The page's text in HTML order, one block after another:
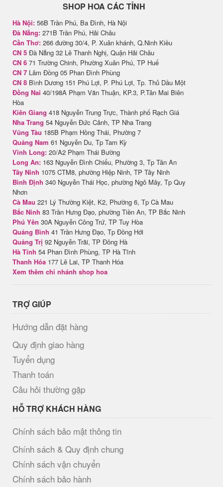
SHOP HOA CÁC TỈNH
Hà Nội: 56B Trần Phú, Ba Đình, Hà Nội
Đà Nẵng: 271B Trần Phú, Hải Châu
Cần Thơ: 266 đường 30/4, P. Xuân khánh, Q.Ninh Kiều
CN 5 Đà Nẵng 32 Lê Thanh Nghị, Quận Hải Châu
CN 6 71 Trường Chinh, Phường Xuân Phú, TP Huế
CN 7 Lâm Đồng 05 Phan Đình Phùng
CN 8 Bình Dương 151 Phú Lợi, P. Phú Lợi, Tp. Thủ Dầu Một
Đồng Nai 40/198A Phạm Văn Thuận, KP.3, P.Tân Mai Biên
Hòa
Kiên Giang 418 Nguyễn Trung Trực, Thành phố Rạch Giá
Nha Trang 54 Nguyễn Đức Cảnh, TP Nha Trang
Vũng Tàu 185B Phạm Hồng Thái, Phường 7
Quảng Nam 61 Nguyễn Du, Tp Tam Kỳ
Vĩnh Long: 20/A2 Phạm Thái Bường
Long An: 163 Nguyễn Đình Chiểu, Phường 3, Tp Tân An
Tây Ninh 1075 CTM8, phường Hiệp Ninh, TP Tây Ninh
Bình Định 340 Nguyễn Thái Học, phường Ngô Mây, Tp Quy
Nhơn
Cà Mau 221 Lý Thường Kiệt, K2, Phường 6, Tp Cà Mau
Bắc Ninh 83 Trần Hưng Đạo, phường Tiền An, TP Bắc Ninh
Phú Yên 30A Nguyễn Công Trứ, TP Tuy Hòa
Quảng Bình 41 Trần Hưng Đạo, Tp Đồng Hới
Quảng Trị 92 Nguyễn Trãi, TP Đông Hà
Hà Tĩnh 54 Phan Đình Phùng, TP Hà Tĩnh
Thanh Hóa 177 Lê Lai, TP Thanh Hóa
Xem thêm chi nhánh shop hoa
TRỢ GIÚP
Hướng dẫn đặt hàng
Quy định giao hàng
Tuyển dụng
Thanh toán
Câu hỏi thường gặp
HỖ TRỢ KHÁCH HÀNG
Chính sách bảo mật thông tin
Chính sách & Quy định chung
Chính sách vận chuyển
Chính sách bảo hành